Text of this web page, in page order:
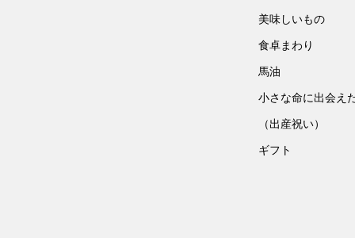
美味しいもの
食卓まわり
馬油
小さな命に出会え
（出産祝い）
ギフト